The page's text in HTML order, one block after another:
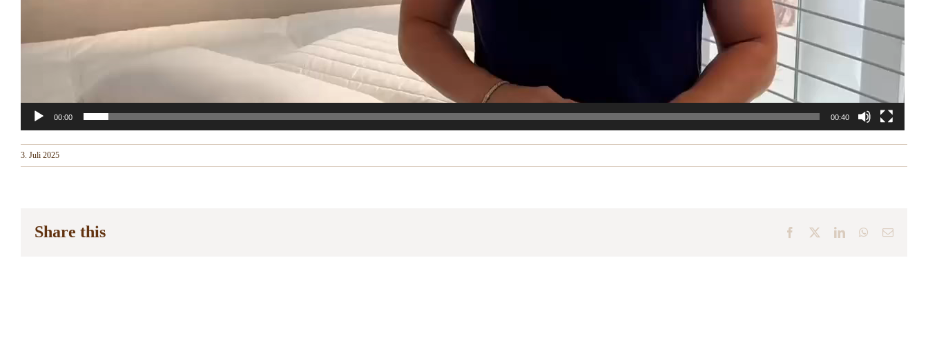
00:00 00:40
3. Juli 2025
Share this Facebook LinkedInWhatsApp
E-